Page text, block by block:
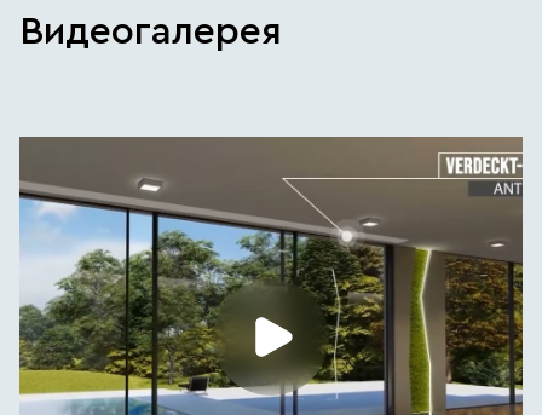
Видеогалерея